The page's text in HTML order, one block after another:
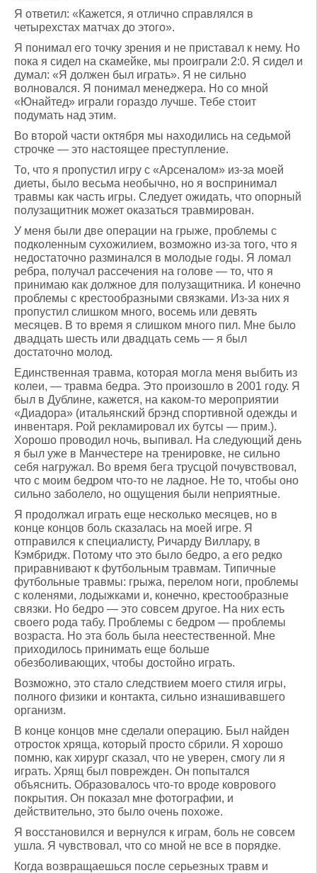
Я ответил: «Кажется, я отлично справлялся в
четырехстах матчах до этого».
Я понимал его точку зрения и не приставал к нему. Но
пока я сидел на скамейке, мы проиграли 2:0. Я сидел и
думал: «Я должен был играть». Я не сильно
волновался. Я понимал менеджера. Но со мной
«Юнайтед» играли гораздо лучше. Тебе стоит
подумать над этим.
Во второй части октября мы находились на седьмой
строчке — это настоящее преступление.
То, что я пропустил игру с «Арсеналом» из-за моей
диеты, было весьма необычно, но я воспринимал
травмы как часть игры. Следует ожидать, что опорный
полузащитник может оказаться травмирован.
У меня были две операции на грыже, проблемы с
подколенным сухожилием, возможно из-за того, что я
недостаточно разминался в молодые годы. Я ломал
ребра, получал рассечения на голове — то, что я
принимаю как должное для полузащитника. И конечно
проблемы с крестообразными связками. Из-за них я
пропустил слишком много, восемь или девять
месяцев. В то время я слишком много пил. Мне было
двадцать шесть или двадцать семь — я был
достаточно молод.
Единственная травма, которая могла меня выбить из
колеи, — травма бедра. Это произошло в 2001 году. Я
был в Дублине, кажется, на каком-то мероприятии
«Диадора» (итальянский брэнд спортивной одежды и
инвентаря. Рой рекламировал их бутсы — прим.).
Хорошо проводил ночь, выпивал. На следующий день
я был уже в Манчестере на тренировке, не сильно
себя нагружал. Во время бега трусцой почувствовал,
что с моим бедром что-то не ладное. Не то, чтобы оно
сильно заболело, но ощущения были неприятные.
Я продолжал играть еще несколько месяцев, но в
конце концов боль сказалась на моей игре. Я
отправился к специалисту, Ричарду Виллару, в
Кэмбридж. Потому что это было бедро, а его редко
приравнивают к футбольным травмам. Типичные
футбольные травмы: грыжа, перелом ноги, проблемы
с коленями, лодыжками и, конечно, крестообразные
связки. Но бедро — это совсем другое. На них есть
своего рода табу. Проблемы с бедром — проблемы
возраста. Но эта боль была неестественной. Мне
приходилось принимать еще больше
обезболивающих, чтобы достойно играть.
Возможно, это стало следствием моего стиля игры,
полного физики и контакта, сильно изнашивавшего
организм.
В конце концов мне сделали операцию. Был найден
отросток хряща, который просто сбрили. Я хорошо
помню, как хирург сказал, что не уверен, смогу ли я
играть. Хрящ был поврежден. Он попытался
объяснить. Образовалось что-то вроде коврового
покрытия. Он показал мне фотографии, и
действительно, это было очень похоже.
Я восстановился и вернулся к играм, боль не совсем
ушла. Я чувствовал, что со мной не все в порядке.
Когда возвращаешься после серьезных травм и